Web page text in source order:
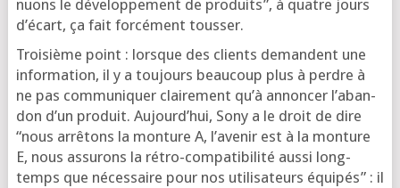
nuons le déve­lop­pe­ment de pro­duits”, à quatre jours
d’é­cart, ça fait for­cé­ment tousser.
Troi­sième point : lorsque des clients demandent une
infor­ma­tion, il y a tou­jours beau­coup plus à perdre à
ne pas com­mu­ni­quer clai­re­ment qu’à annon­cer l’a­ban­
don d’un pro­duit. Aujourd’­hui, Sony a le droit de dire
“nous arrê­tons la mon­ture A, l’a­ve­nir est à la mon­ture
E, nous assu­rons la rétro-com­pa­ti­bi­li­té aus­si long­
temps que néces­saire pour nos uti­li­sa­teurs équi­pés” : il